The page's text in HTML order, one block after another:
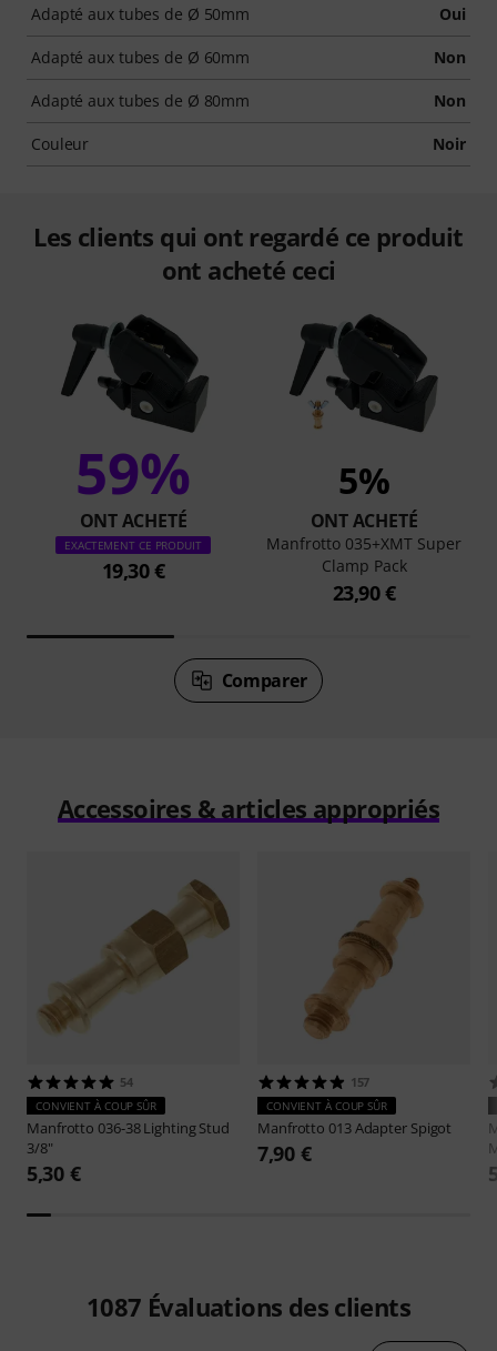
Adapté aux tubes de Ø 50mm Oui
Adapté aux tubes de Ø 60mm Non
Adapté aux tubes de Ø 80mm Non
Couleur Noir
Les clients qui ont regardé ce produit
ont acheté ceci
59%
ONT ACHETÉ
EXACTEMENT CE PRODUIT
19,30 €
5%
ONT ACHETÉ
Manfrotto 035+XMT Super
Clamp Pack
23,90 €
Comparer
Accessoires & articles appropriés
54
CONVIENT À COUP SÛR
Manfrotto 036-38 Lighting Stud
3/8"
5,30 €
157
CONVIENT À COUP SÛR
Manfrotto 013 Adapter Spigot
7,90 €
1087 Évaluations des clients